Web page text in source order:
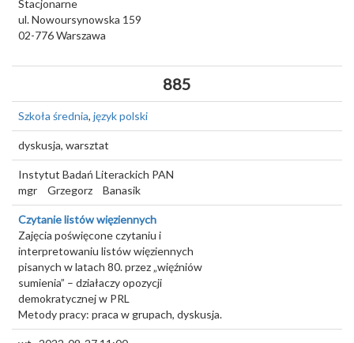
Stacjonarne
ul. Nowoursynowska 159
02-776Warszawa
885
Szkoła średnia, język polski
dyskusja, warsztat
Instytut Badań Literackich PAN
mgr
Grzegorz Banasik
Czytanie listów więziennych
Zajęcia poświęcone czytaniu i
interpretowaniu listów więziennych
pisanych w latach 80. przez „więźniów
sumienia” – działaczy opozycji
demokratycznej w PRL
Metody pracy: praca w grupach, dyskusja.